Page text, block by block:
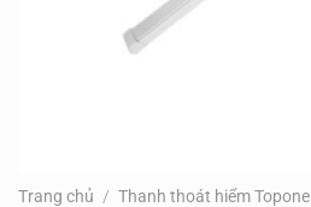
Trang chủ / Thanh thoát hiểm Topone